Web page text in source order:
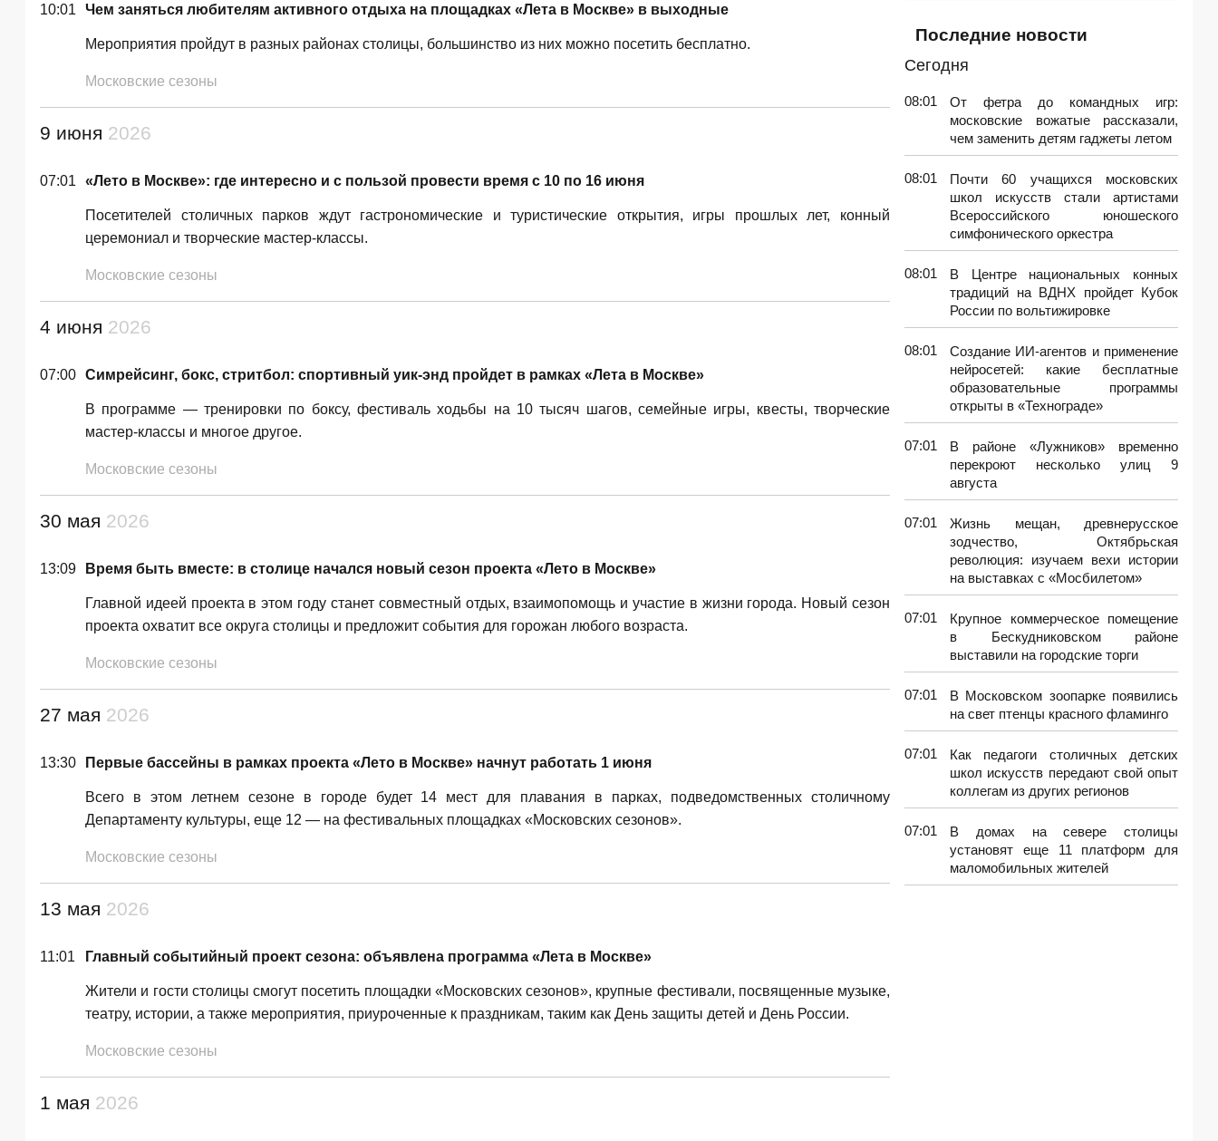
10:01 Чем заняться любителям активного отдыха на площадках «Лета в Москве» в выходные
Мероприятия пройдут в разных районах столицы, большинство из них можно посетить бесплатно.
Московские сезоны
9 июня 2026
07:01 «Лето в Москве»: где интересно и с пользой провести время с 10 по 16 июня
Посетителей столичных парков ждут гастрономические и туристические открытия, игры прошлых лет, конный
церемониал и творческие мастер-классы.
Московские сезоны
4 июня 2026
07:00 Симрейсинг, бокс, стритбол: спортивный уик-энд пройдет в рамках «Лета в Москве»
В программе — тренировки по боксу, фестиваль ходьбы на 10 тысяч шагов, семейные игры, квесты, творческие
мастер-классы и многое другое.
Московские сезоны
30 мая 2026
13:09 Время быть вместе: в столице начался новый сезон проекта «Лето в Москве»
Главной идеей проекта в этом году станет совместный отдых, взаимопомощь и участие в жизни города. Новый сезон
проекта охватит все округа столицы и предложит события для горожан любого возраста.
Московские сезоны
27 мая 2026
13:30 Первые бассейны в рамках проекта «Лето в Москве» начнут работать 1 июня
Всего в этом летнем сезоне в городе будет 14 мест для плавания в парках, подведомственных столичному
Департаменту культуры, еще 12 — на фестивальных площадках «Московских сезонов».
Московские сезоны
13 мая 2026
11:01 Главный событийный проект сезона: объявлена программа «Лета в Москве»
Жители и гости столицы смогут посетить площадки «Московских сезонов», крупные фестивали, посвященные музыке,
театру, истории, а также мероприятия, приуроченные к праздникам, таким как День защиты детей и День России.
Московские сезоны
1 мая 2026
Последние новости
Сегодня
08:01
От фетра до командных игр:
московские вожатые рассказали,
чем заменить детям гаджеты летом
08:01
Почти 60 учащихся московских
школ искусств стали артистами
Всероссийского юношеского
симфонического оркестра
08:01
В Центре национальных конных
традиций на ВДНХ пройдет Кубок
России по вольтижировке
08:01
Создание ИИ-агентов и применение
нейросетей: какие бесплатные
образовательные программы
открыты в «Технограде»
07:01
В районе «Лужников» временно
перекроют несколько улиц 9
августа
07:01
Жизнь мещан, древнерусское
зодчество, Октябрьская
революция: изучаем вехи истории
на выставках с «Мосбилетом»
07:01
Крупное коммерческое помещение
в Бескудниковском районе
выставили на городские торги
07:01
В Московском зоопарке появились
на свет птенцы красного фламинго
07:01
Как педагоги столичных детских
школ искусств передают свой опыт
коллегам из других регионов
07:01
В домах на севере столицы
установят еще 11 платформ для
маломобильных жителей